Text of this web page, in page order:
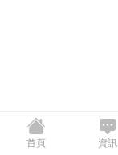
首頁 資訊